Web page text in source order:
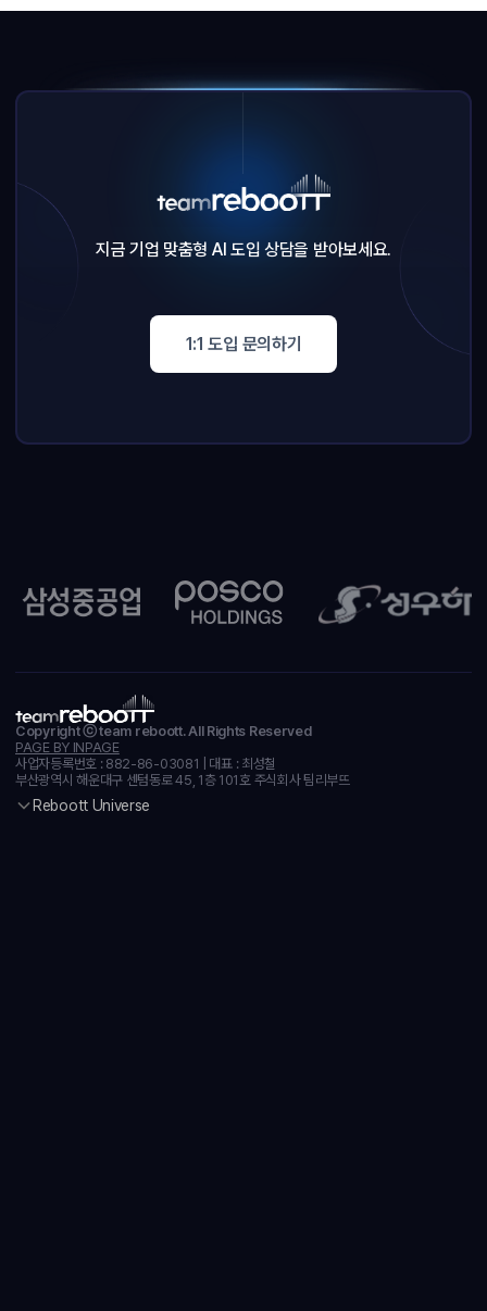
지금 기업 맞춤형 AI 도입 상담을 받아보세요.
1:1 도입 문의하기
Copyright ⓒ team reboott. All Rights Reserved
PAGE BY INPAGE
사업자등록번호 : 882-86-03081 | 대표 : 최성철
부산광역시 해운대구 센텀동로 45, 1층 101호 주식회사 팀리부뜨
Reboott Universe